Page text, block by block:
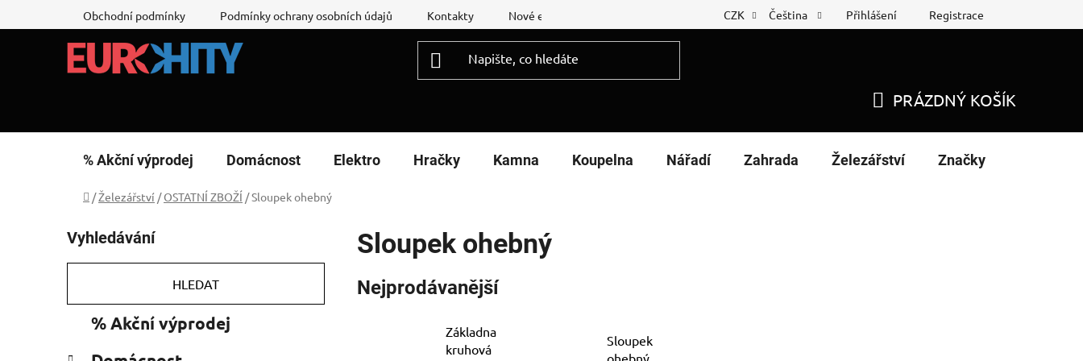
na
Obchodní podmínky Podmínky ochrany osobních údajů Kontakty Nové energetické štítky Reklamační list Nákup na splátky
CZK Čeština Přihlášení Registrace
KOŠÍK
PRÁZDNÝ KOŠÍK
% Akční výprodej Domácnost Elektro Hračky Kamna Koupelna Nářadí Zahrada Železářství Značky
Domů
/Železářství / OSTATNÍ ZBOŽÍ /Sloupek ohebný
o
s
r
Vyhledávání
HLEDAT
kategorie
% Akční výprodej
Sloupek ohebný
Nejprodávanější
Základna
kruhová
Sloupek